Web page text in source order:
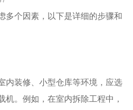
多个因素，以下是详细的步骤和
内装修、小型仓库等环境，应选
。例如，在室内拆除工程中，